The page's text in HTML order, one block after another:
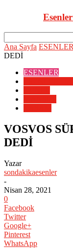
Ana Sayfa ESENLER
DEDİ
ESENLER
VOSVOS
DEDİ
Yazar
sondakikaesenler
-
Nisan 28, 2021
0
Facebook
Twitter
Google+
Pinterest
WhatsApp